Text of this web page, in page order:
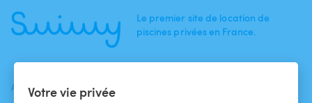
Votre vie privée
Le premier site de location de
piscines privées en France.
ACTUALITÉS